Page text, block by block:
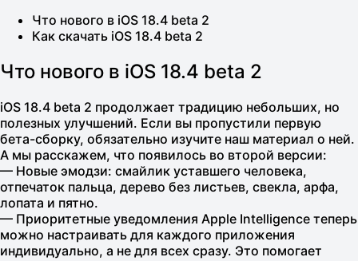
Что нового в iOS 18.4 beta 2
Как скачать iOS 18.4 beta 2
Что нового в iOS 18.4 beta 2
iOS 18.4 beta 2 продолжает традицию небольших, но
полезных улучшений. Если вы пропустили первую
бета-сборку, обязательно изучите наш материал о ней.
А мы расскажем, что появилось во второй версии:
— Новые эмодзи: смайлик уставшего человека,
отпечаток пальца, дерево без листьев, свекла, арфа,
лопата и пятно.
— Приоритетные уведомления Apple Intelligence теперь
можно настраивать для каждого приложения
индивидуально, а не для всех сразу. Это помогает